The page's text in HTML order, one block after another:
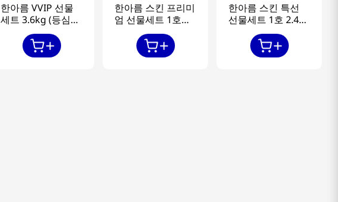
한아름 VVIP 선물
세트 3.6kg (등심
1.2kgx2팩+특수부
위0.6kg+채끝
0.6kg/1++등급)
한아름 스킨 프리미
엄 선물세트 1호
2.4kg (등심
0.3kgx2팩+안심
0.3kgx2팩+채끝
한아름 스킨 특선
선물세트 1호 2.4kg
(등심0.3kgx2팩+채
끝0.3kgx2팩+불고
기0.3kgx2팩+국거